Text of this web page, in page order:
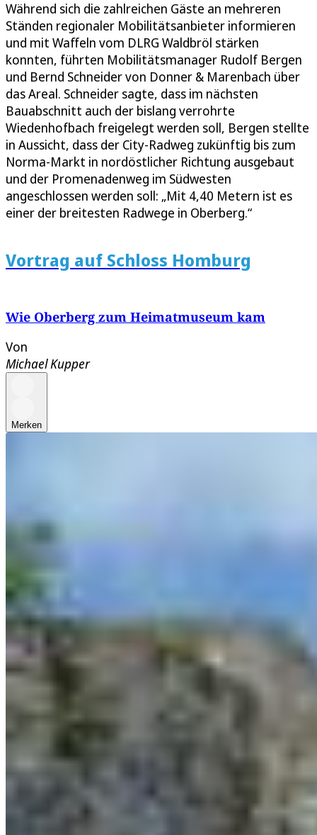
Während sich die zahlreichen Gäste an mehreren
Ständen regionaler Mobilitätsanbieter informieren
und mit Waffeln vom DLRG Waldbröl stärken
konnten, führten Mobilitätsmanager Rudolf Bergen
und Bernd Schneider von Donner & Marenbach über
das Areal. Schneider sagte, dass im nächsten
Bauabschnitt auch der bislang verrohrte
Wiedenhofbach freigelegt werden soll, Bergen stellte
in Aussicht, dass der City-Radweg zukünftig bis zum
Norma-Markt in nordöstlicher Richtung ausgebaut
und der Promenadenweg im Südwesten
angeschlossen werden soll: „Mit 4,40 Metern ist es
einer der breitesten Radwege in Oberberg.“
Vortrag auf Schloss Homburg
Wie Oberberg zum Heimatmuseum kam
Von
Michael Kupper
Merken